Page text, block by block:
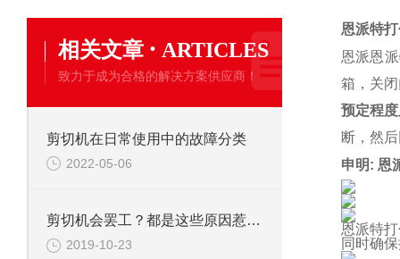
相关文章 · ARTICLES
致力于成为合格的解决方案供应商！
剪切机在日常使用中的故障分类
2022-05-06
剪切机会罢工？都是这些原因惹的祸!
2019-10-23
恩派特
恩派恩
箱，关
预定程
断，然
申明: 恩
恩派特
同时确